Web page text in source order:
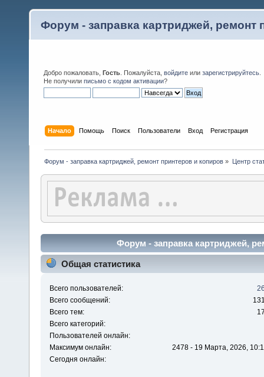
Форум - заправка картриджей, ремонт
Добро пожаловать, Гость . Пожалуйста, войдите или зарегистрируйтесь
Не получили письмо с кодом активации?
Начало Помощь Поиск Пользователи Вход Регистрация
Форум - заправка картриджей, ремонт принтеров и копиров » Центр
Форум - заправка картриджей,
Общая статистика
Всего пользователей:
Всего сообщений:
Всего тем:
Всего категорий:
Пользователей онлайн:
Максимум онлайн:
2478 - 19 Марта, 2026,
Сегодня онлайн: